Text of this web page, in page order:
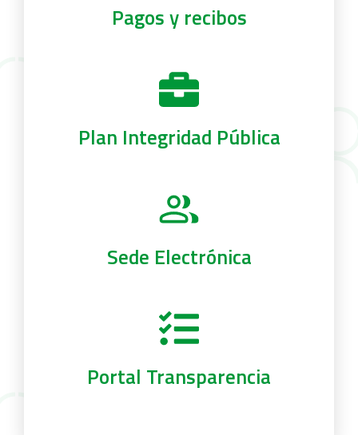
Pagos y recibos
Plan Integridad Pública
Sede Electrónica
Portal Transparencia